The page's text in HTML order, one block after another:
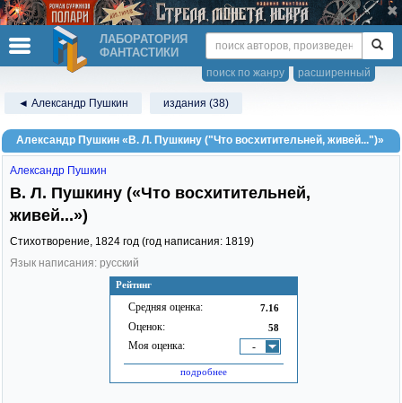
ЛАБОРАТОРИЯ
ФАНТАСТИКИ
расширенный
поиск по жанру
◄ Александр Пушкин издания (38)
Александр Пушкин «В. Л. Пушкину ("Что восхитительней, живей...")»
Рейтинг
Средняя оценка: 7.16
Оценок: 58
Моя оценка: -
подробнее
Александр Пушкин
В. Л. Пушкину («Что восхитительней,
живей...»)
Стихотворение, 1824 год (год написания: 1819)
Язык написания: русский